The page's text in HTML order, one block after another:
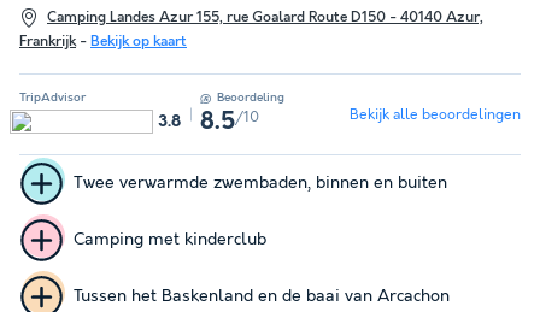
Camping Landes Azur 155, rue Goalard Route D150 - 40140 Azur,
Frankrijk- Bekijk op kaart
TripAdvisor
3.8
Beoordeling
8.5/10 Bekijk alle beoordelingen
Twee verwarmde zwembaden, binnen en buiten
Camping met kinderclub
Tussen het Baskenland en de baai van Arcachon